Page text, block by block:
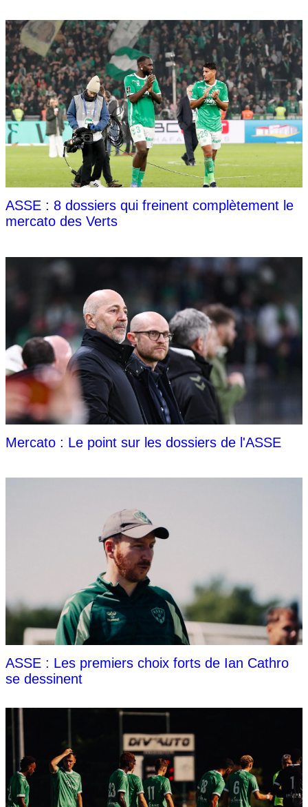
ASSE : 8 dossiers qui freinent complètement le
mercato des Verts
Mercato : Le point sur les dossiers de l'ASSE
ASSE : Les premiers choix forts de Ian Cathro
se dessinent